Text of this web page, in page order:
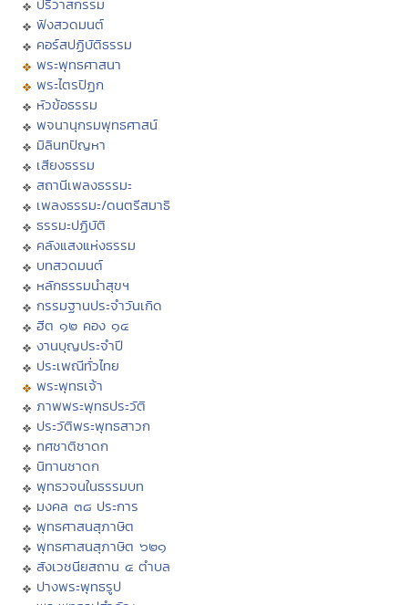
ปริวาสกรรม
ฟังสวดมนต์
คอร์สปฏิบัติธรรม
พระพุทธศาสนา
พระไตรปิฏก
หัวข้อธรรม
พจนานุกรมพุทธศาสน์
มิลินทปัญหา
เสียงธรรม
สถานีเพลงธรรมะ
เพลงธรรมะ/ดนตรีสมาธิ
ธรรมะปฏิบัติ
คลังแสงแห่งธรรม
บทสวดมนต์
หลักธรรมนำสุขฯ
กรรมฐานประจำวันเกิด
ฮีต ๑๒ คอง ๑๔
งานบุญประจำปี
ประเพณีทั่วไทย
พระพุทธเจ้า
ภาพพระพุทธประวัติ
ประวัติพระพุทธสาวก
ทศชาติชาดก
นิทานชาดก
พุทธวจนในธรรมบท
มงคล ๓๘ ประการ
พุทธศาสนสุภาษิต
พุทธศาสนสุภาษิต ๖๒๑
สังเวชนียสถาน ๔ ตำบล
ปางพระพุทธรูป